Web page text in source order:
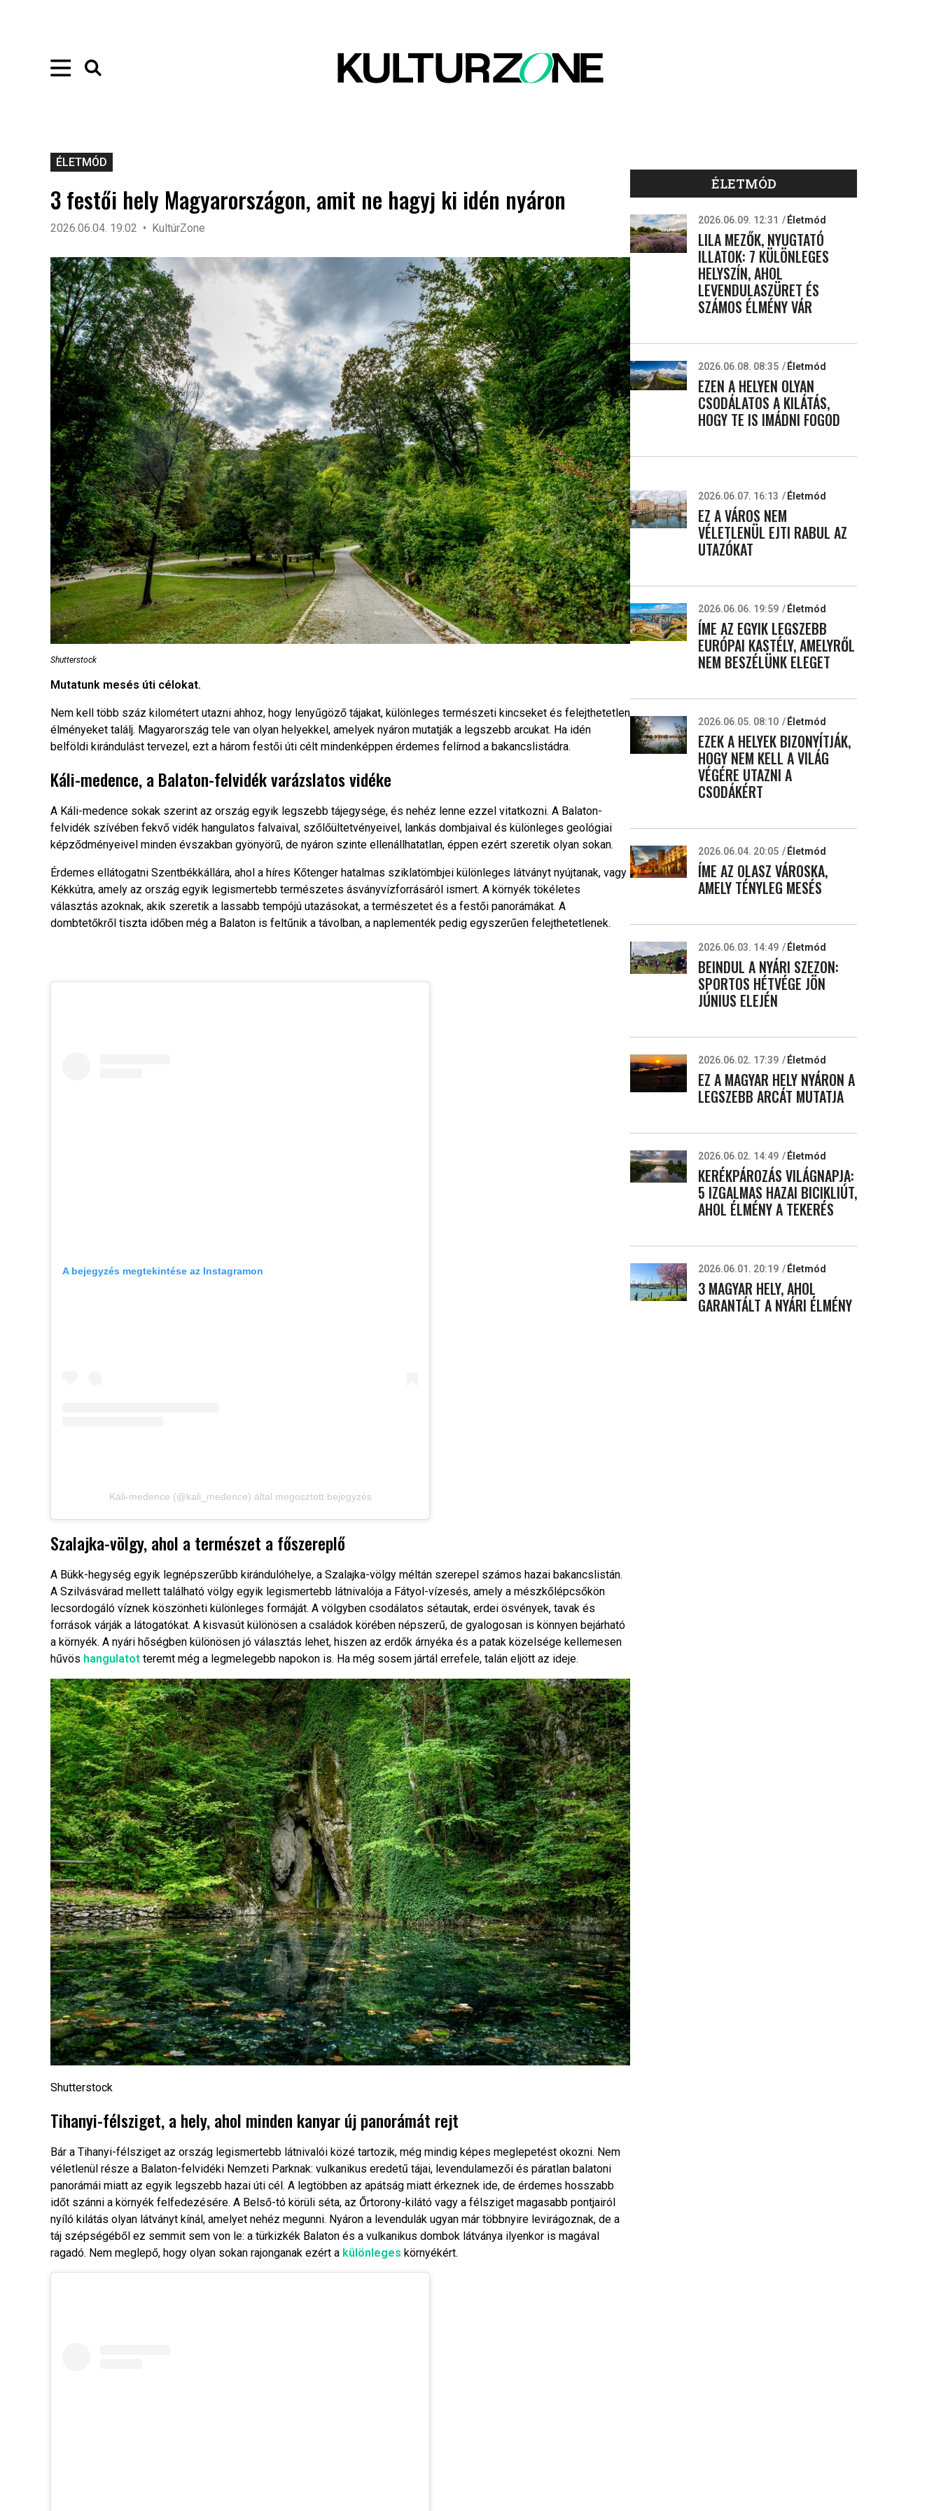
ÉLETMÓD
3 festői hely Magyarországon, amit ne hagyj ki idén nyáron
2026.06.04. 19:02 KultúrZone
Shutterstock
Mutatunk mesés úti célokat.
Nem kell több száz kilométert utazni ahhoz, hogy lenyűgöző tájakat, különleges természeti kincseket és felejthetetlen
élményeket találj. Magyarország tele van olyan helyekkel, amelyek nyáron mutatják a legszebb arcukat. Ha idén
belföldi kirándulást tervezel, ezt a három festői úti célt mindenképpen érdemes felírnod a bakancslistádra.
Káli-medence, a Balaton-felvidék varázslatos vidéke
A Káli-medence sokak szerint az ország egyik legszebb tájegysége, és nehéz lenne ezzel vitatkozni. A Balaton-
felvidék szívében fekvő vidék hangulatos falvaival, szőlőültetvényeivel, lankás dombjaival és különleges geológiai
képződményeivel minden évszakban gyönyörű, de nyáron szinte ellenállhatatlan, éppen ezért szeretik olyan sokan.
Érdemes ellátogatni Szentbékkállára, ahol a híres Kőtenger hatalmas sziklatömbjei különleges látványt nyújtanak, vagy
Kékkútra, amely az ország egyik legismertebb természetes ásványvízforrásáról ismert. A környék tökéletes
választás azoknak, akik szeretik a lassabb tempójú utazásokat, a természetet és a festői panorámákat. A
dombtetőkről tiszta időben még a Balaton is feltűnik a távolban, a naplementék pedig egyszerűen felejthetetlenek.
A bejegyzés megtekintése az Instagramon
Káli-medence (@kali_medence) által megosztott bejegyzés
Szalajka-völgy, ahol a természet a főszereplő
A Bükk-hegység egyik legnépszerűbb kirándulóhelye, a Szalajka-völgy méltán szerepel számos hazai bakancslistán.
A Szilvásvárad mellett található völgy egyik legismertebb látnivalója a Fátyol-vízesés, amely a mészkőlépcsőkön
lecsordogáló víznek köszönheti különleges formáját. A völgyben csodálatos sétautak, erdei ösvények, tavak és
források várják a látogatókat. A kisvasút különösen a családok körében népszerű, de gyalogosan is könnyen bejárható
a környék. A nyári hőségben különösen jó választás lehet, hiszen az erdők árnyéka és a patak közelsége kellemesen
hűvös hangulatot teremt még a legmelegebb napokon is. Ha még sosem jártál errefele, talán eljött az ideje.
Shutterstock
Tihanyi-félsziget, a hely, ahol minden kanyar új panorámát rejt
Bár a Tihanyi-félsziget az ország legismertebb látnivalói közé tartozik, még mindig képes meglepetést okozni. Nem
véletlenül része a Balaton-felvidéki Nemzeti Parknak: vulkanikus eredetű tájai, levendulamezői és páratlan balatoni
panorámái miatt az egyik legszebb hazai úti cél. A legtöbben az apátság miatt érkeznek ide, de érdemes hosszabb
időt szánni a környék felfedezésére. A Belső-tó körüli séta, az Őrtorony-kilátó vagy a félsziget magasabb pontjairól
nyíló kilátás olyan látványt kínál, amelyet nehéz megunni. Nyáron a levendulák ugyan már többnyire levirágoznak, de a
táj szépségéből ez semmit sem von le: a türkizkék Balaton és a vulkanikus dombok látványa ilyenkor is magával
ragadó. Nem meglepő, hogy olyan sokan rajonganak ezért a különleges környékért.
ÉLETMÓD
2026.06.09. 12:31 Életmód
LILA MEZŐK, NYUGTATÓ
ILLATOK: 7 KÜLÖNLEGES
HELYSZÍN, AHOL
LEVENDULASZÜRET ÉS
SZÁMOS ÉLMÉNY VÁR
2026.06.08. 08:35 Életmód
EZEN A HELYEN OLYAN
CSODÁLATOS A KILÁTÁS,
HOGY TE IS IMÁDNI FOGOD
2026.06.07. 16:13 Életmód
EZ A VÁROS NEM
VÉLETLENÜL EJTI RABUL AZ
UTAZÓKAT
2026.06.06. 19:59 Életmód
ÍME AZ EGYIK LEGSZEBB
EURÓPAI KASTÉLY, AMELYRŐL
NEM BESZÉLÜNK ELEGET
2026.06.05. 08:10 Életmód
EZEK A HELYEK BIZONYÍTJÁK,
HOGY NEM KELL A VILÁG
VÉGÉRE UTAZNI A
CSODÁKÉRT
2026.06.04. 20:05 Életmód
ÍME AZ OLASZ VÁROSKA,
AMELY TÉNYLEG MESÉS
2026.06.03. 14:49 Életmód
BEINDUL A NYÁRI SZEZON:
SPORTOS HÉTVÉGE JÖN
JÚNIUS ELEJÉN
2026.06.02. 17:39 Életmód
EZ A MAGYAR HELY NYÁRON A
LEGSZEBB ARCÁT MUTATJA
2026.06.02. 14:49 Életmód
KERÉKPÁROZÁS VILÁGNAPJA:
5 IZGALMAS HAZAI BICIKLIÚT,
AHOL ÉLMÉNY A TEKERÉS
2026.06.01. 20:19 Életmód
3 MAGYAR HELY, AHOL
GARANTÁLT A NYÁRI ÉLMÉNY